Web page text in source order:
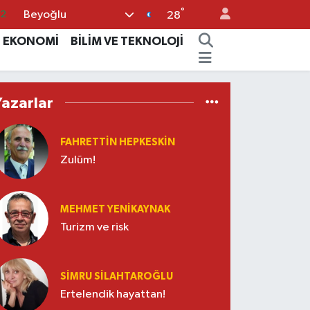
Beyoğlu 28°
EKONOMİ
BİLİM VE TEKNOLOJİ
FAHRETTIN HEPKESKIN
Zulüm!
MEHMET YENIKAYNAK
Turizm ve risk
SIMRU SILAHTAROĞLU
Ertelendik hayattan!